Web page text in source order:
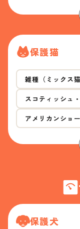
保護猫
雑種（ミックス猫
スコティッシュ
アメリカンショ
保護犬